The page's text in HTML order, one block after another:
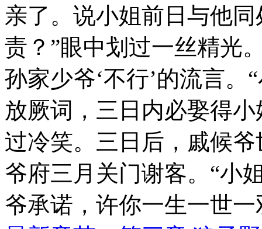
亲了。说小姐前日与他
责？”眼中划过一丝精光
孙家少爷‘不行’的流言
放厥词，三日内必娶得
过冷笑。三日后，戚候
爷府三月关门谢客。“小
爷承诺，许你一生一世